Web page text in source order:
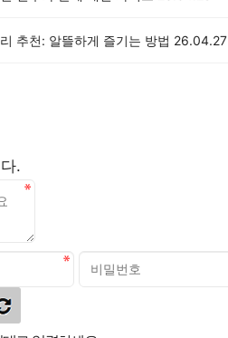
추천: 알뜰하게 즐기는 방법 26.04.27
.